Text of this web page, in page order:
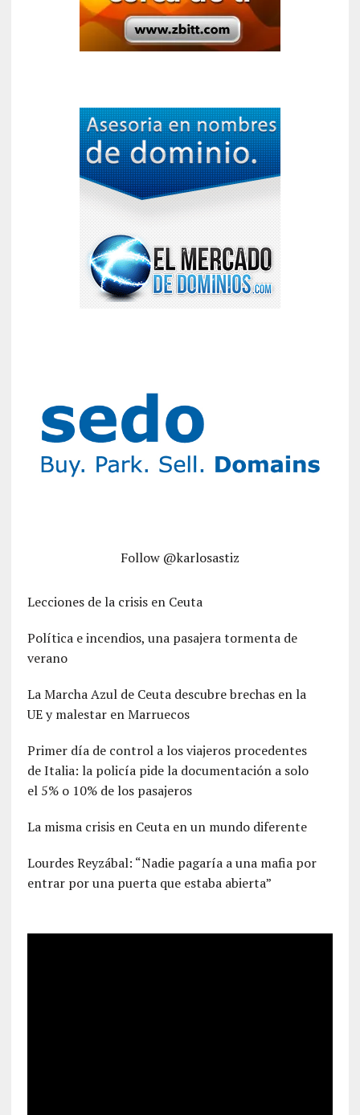
Follow @karlosastiz
Lecciones de la crisis en Ceuta
Política e incendios, una pasajera tormenta de
verano
La Marcha Azul de Ceuta descubre brechas en la
UE y malestar en Marruecos
Primer día de control a los viajeros procedentes
de Italia: la policía pide la documentación a solo
el 5% o 10% de los pasajeros
La misma crisis en Ceuta en un mundo diferente
Lourdes Reyzábal: “Nadie pagaría a una mafia por
entrar por una puerta que estaba abierta”